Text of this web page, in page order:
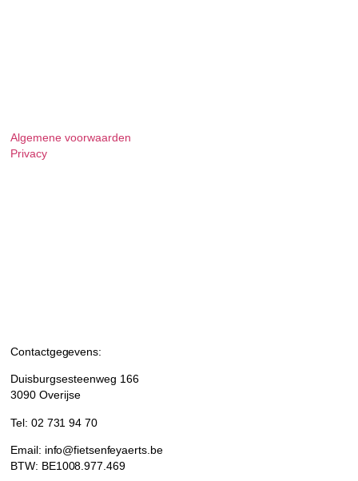
Contactgegevens:
Duisburgsesteenweg 166
3090 Overijse
Tel: 02 731 94 70
Email: info@fietsenfeyaerts.be
BTW: BE1008.977.469
Algemene voorwaarden
Privacy